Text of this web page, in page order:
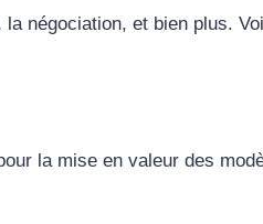
la négociation, et bien plus.
la mise en valeur des